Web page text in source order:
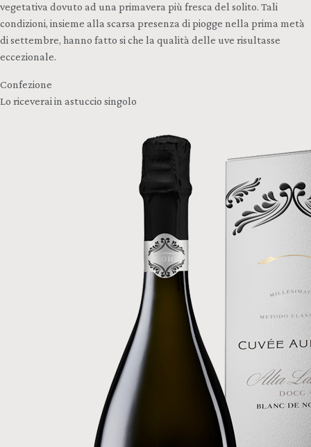
vegetativa dovuto ad una primavera più fresca del solito. Tali
condizioni, insieme alla scarsa presenza di piogge nella prima metà
di settembre, hanno fatto si che la qualità delle uve risultasse
eccezionale.
Confezione
Lo riceverai in astuccio singolo